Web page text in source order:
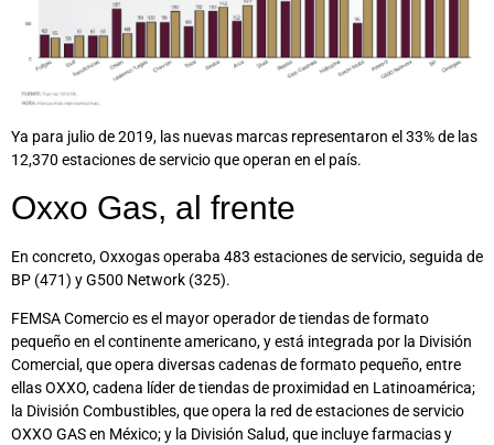
Ya para julio de 2019, las nuevas marcas representaron el 33% de las
12,370 estaciones de servicio que operan en el país.
Oxxo Gas, al frente
En concreto, Oxxogas operaba 483 estaciones de servicio, seguida de
BP (471) y G500 Network (325).
FEMSA Comercio es el mayor operador de tiendas de formato
pequeño en el continente americano, y está integrada por la División
Comercial, que opera diversas cadenas de formato pequeño, entre
ellas OXXO, cadena líder de tiendas de proximidad en Latinoamérica;
la División Combustibles, que opera la red de estaciones de servicio
OXXO GAS en México; y la División Salud, que incluye farmacias y